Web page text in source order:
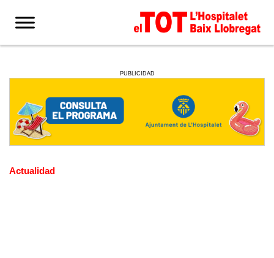
PUBLICIDAD
Actualidad